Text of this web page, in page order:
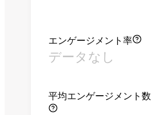
エンゲージメント率
データなし
平均エンゲージメント数